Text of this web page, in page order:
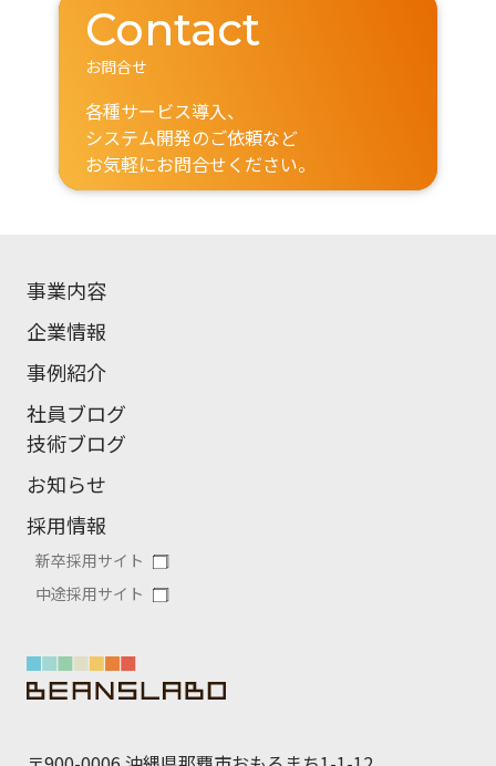
Contact
お問合せ
各種サービス導入、
システム開発のご依頼など
お気軽にお問合せください。
事業内容
企業情報
事例紹介
社員ブログ
技術ブログ
お知らせ
採用情報
新卒採用サイト
中途採用サイト